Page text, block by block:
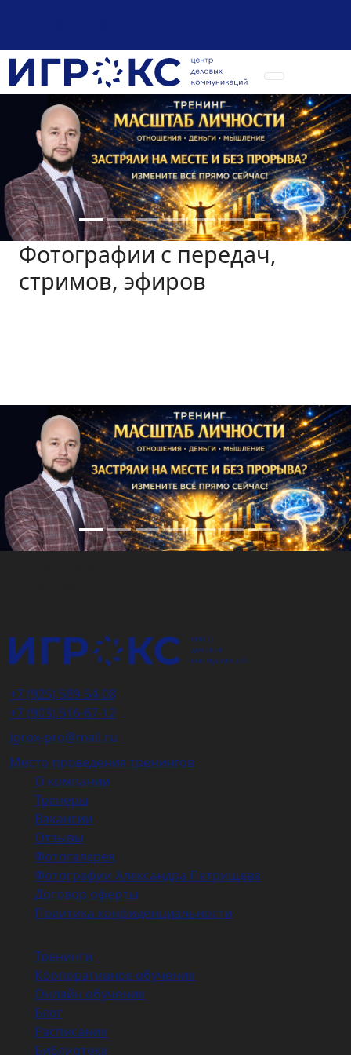
Фотографии с передач,
стримов, эфиров
+7 (925) 589-54-08
+7 (903) 516-67-12
igrox-pro@mail.ru
Место проведения тренингов
О компании
Тренеры
Вакансии
Отзывы
Фотогалерея
Фотографии Александра Петрищева
Договор оферты
Политика конфиденциальности
Тренинги
Корпоративное обучение
Онлайн обучение
Блог
Расписание
Библиотека